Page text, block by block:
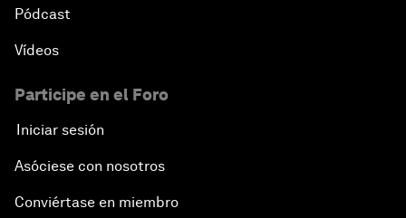
Pódcast
Vídeos
Participe en el Foro
Iniciar sesión
Asóciese con nosotros
Conviértase en miembro